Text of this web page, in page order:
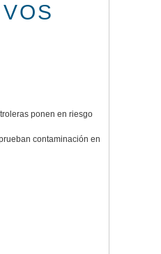
ponen en riesgo
contaminación en